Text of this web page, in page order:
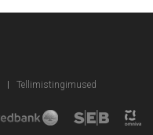
Tellimistingimused